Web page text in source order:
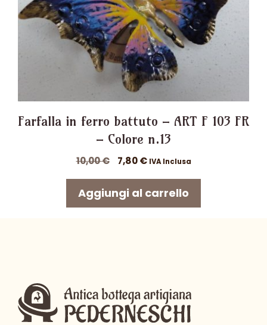
Farfalla in ferro battuto – ART F 103 FR
– Colore n.13
10,00€
Il
originale
era:
7,80€Il
attuale
IVA Inclusa
Aggiungi al carrello